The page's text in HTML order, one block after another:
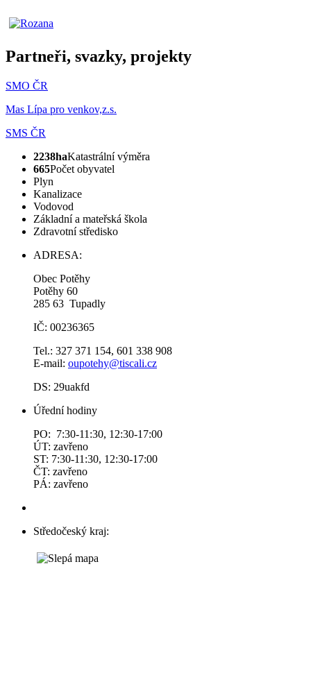
Partneři, svazky, projekty
SMO ČR
Mas Lípa pro venkov,z.s.
SMS ČR
2238haKatastrální výměra
665Počet obyvatel
Plyn
Kanalizace
Vodovod
Základní a mateřská škola
Zdravotní středisko
ADRESA:
Obec Potěhy
Potěhy 60
285 63 Tupadly
IČ: 00236365
Tel.: 327 371 154, 601 338 908
E-mail: oupotehy@tiscali.cz
DS: 29uakfd
Úřední hodiny
PO: 7:30-11:30, 12:30-17:00
ÚT: zavřeno
ST: 7:30-11:30, 12:30-17:00
ČT: zavřeno
PÁ: zavřeno
Středočeský kraj: